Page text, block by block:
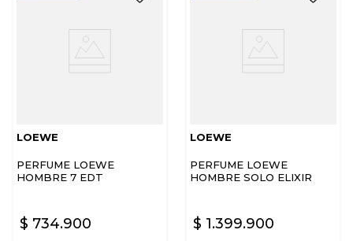
LOEWE
PERFUME LOEWE
HOMBRE 7 EDT
$ 734.900
LOEWE
PERFUME LOEWE
HOMBRE SOLO ELIXIR
$ 1.399.900